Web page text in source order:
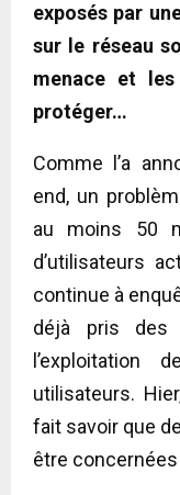
exposés par
sur le réseau
menace et
protéger…
Comme l’a
end, un
au moins 50
d’utilisateurs
continue à
déjà pris des
utilisateurs.
fait savoir que
être concernées